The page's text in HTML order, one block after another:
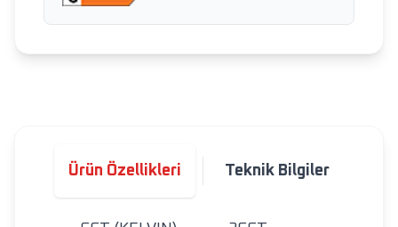
Ürün Özellikleri Teknik Bilgiler